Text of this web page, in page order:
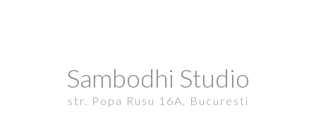
Sambodhi Studio
str. Popa Rusu 16A, Bucuresti
Sambodhi Studio